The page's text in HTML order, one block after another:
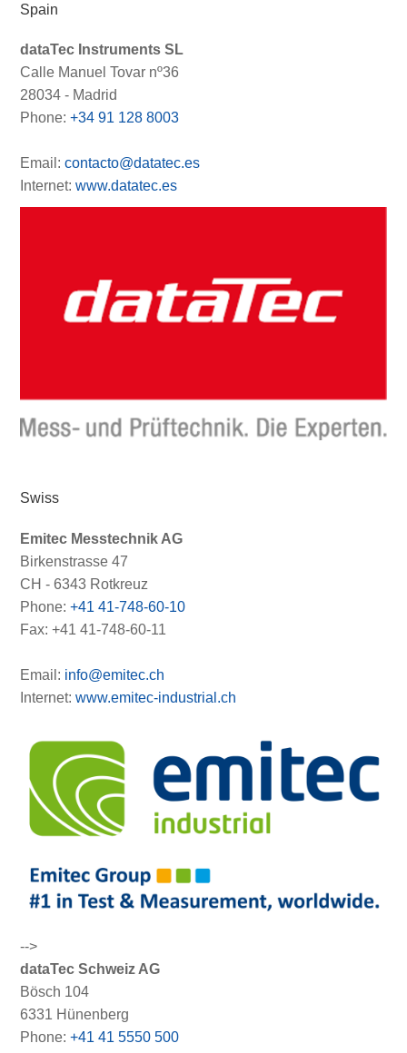
Spain
dataTec Instruments SL
Calle Manuel Tovar nº36
28034 - Madrid
Phone:+34 91 128 8003
Email:contacto@datatec.es
Internet:www.datatec.es
Swiss
Emitec Messtechnik AG
Birkenstrasse 47
CH - 6343 Rotkreuz
Phone:+41 41-748-60-10
Fax: +41 41-748-60-11
Email: info@emitec.ch
Internet:www.emitec-industrial.ch
-->
dataTec Schweiz AG
Bösch 104
6331 Hünenberg
Phone:+41 41 5550 500